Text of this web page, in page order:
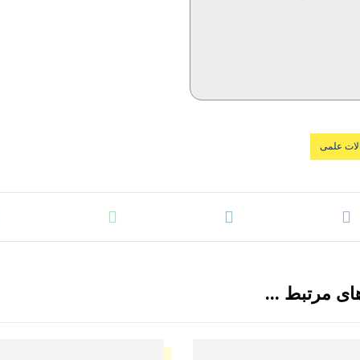
علمی
مرتبط ...